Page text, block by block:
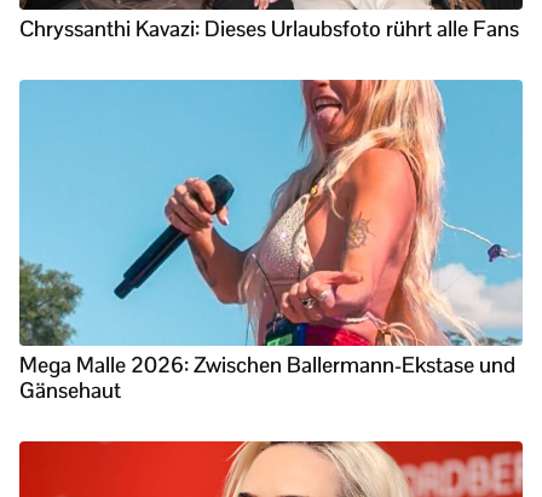
Chryssanthi Kavazi: Dieses Urlaubsfoto rührt alle Fans
Mega Malle 2026: Zwischen Ballermann-Ekstase und
Gänsehaut